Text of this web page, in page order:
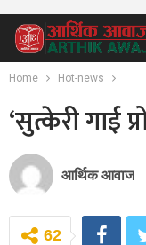
Home Hot-news
‘सुत्केरी गाई
आर्थिक आवाज
62